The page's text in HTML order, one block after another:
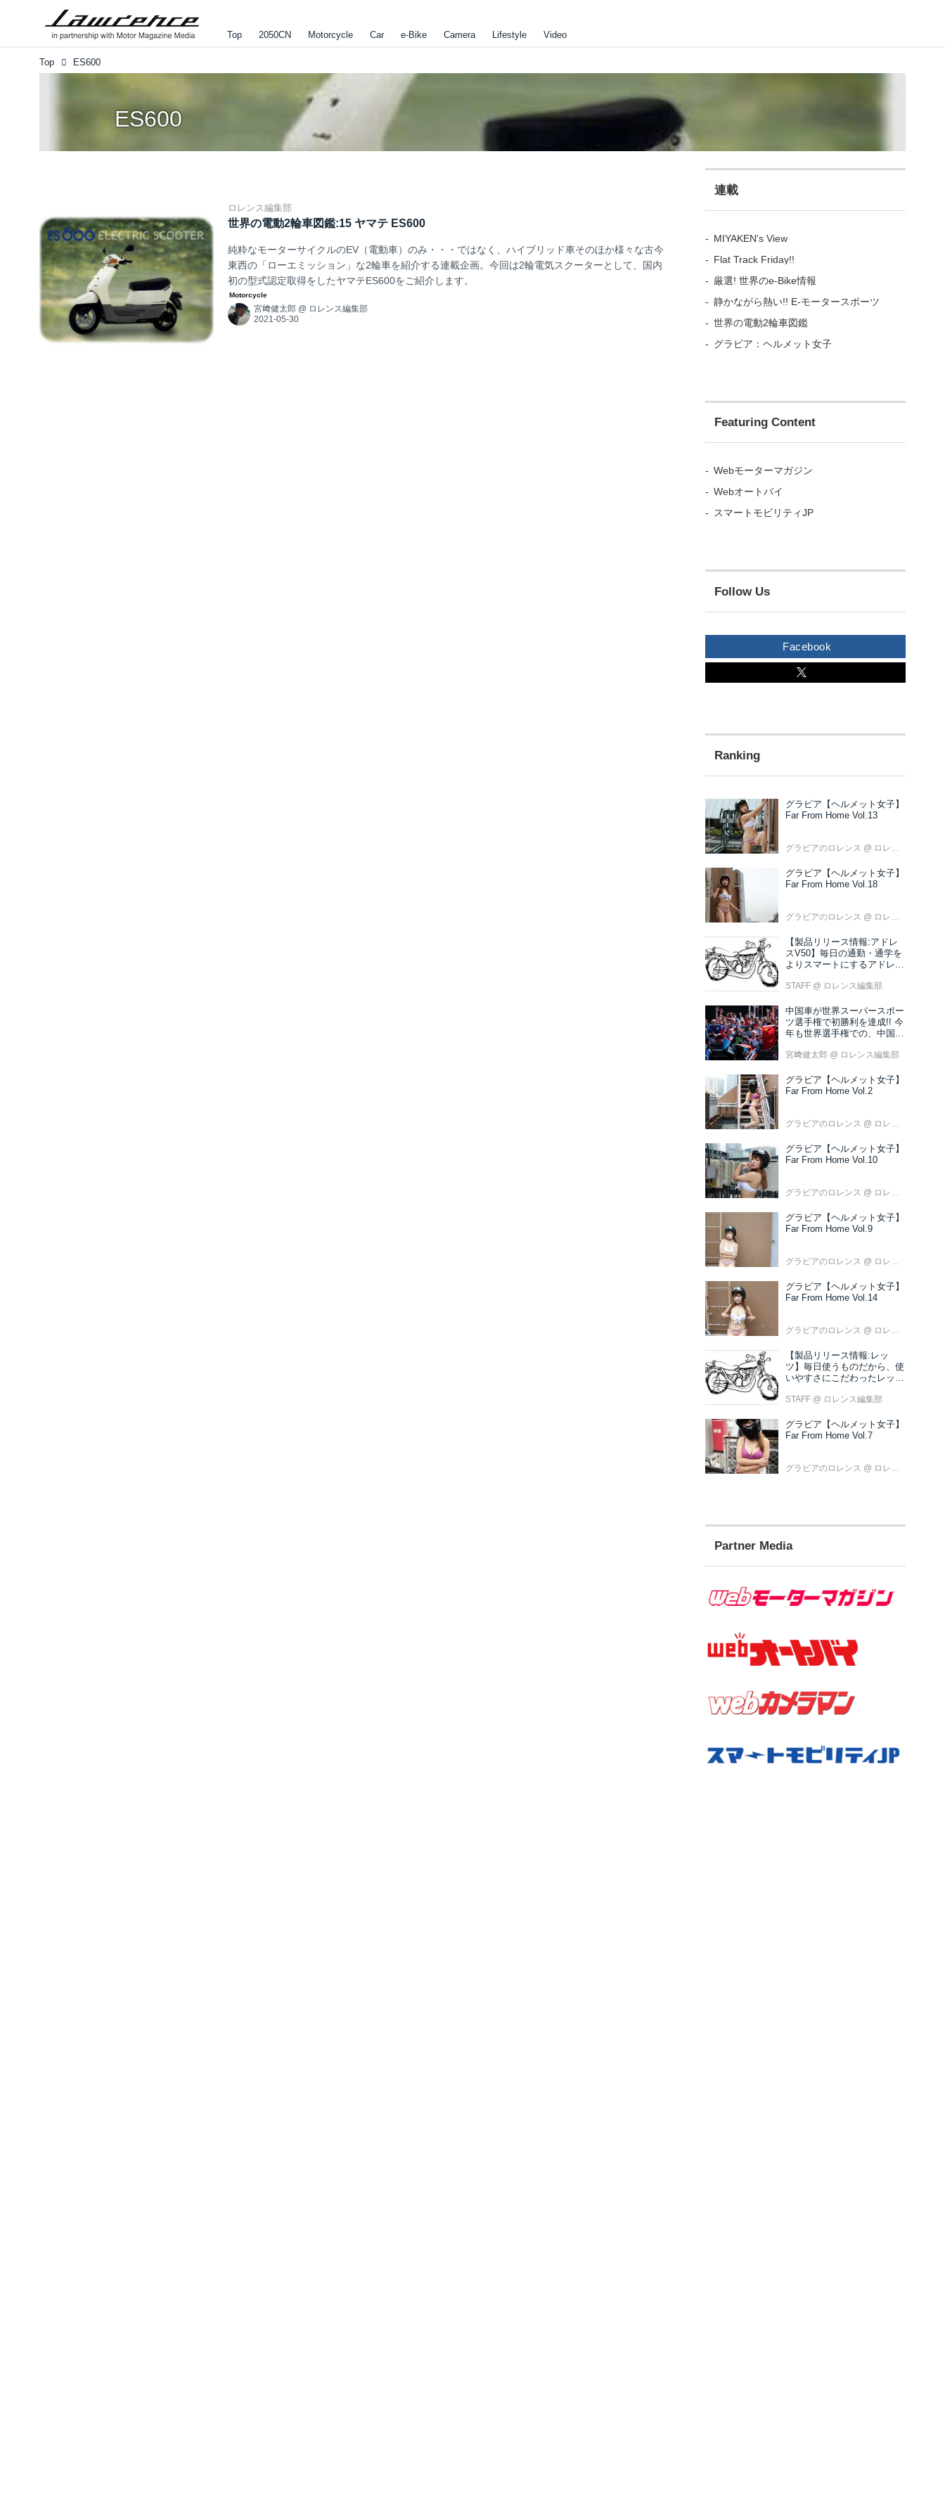
Top 2050CN Motorcycle Car e-Bike Camera Lifestyle Video
Top ES600
ES600
ロレンス編集部
世界の電動2輪車図鑑:15 ヤマテ ES600
純粋なモーターサイクルのEV（電動車）のみ・・・ではなく、ハイブリッド車そのほか様々な古今
東西の「ローエミッション」な2輪車を紹介する連載企画。今回は2輪電気スクーターとして、国内
初の型式認定取得をしたヤマテES600をご紹介します。
宮﨑健太郎 @ ロレンス編集部
連載
MIYAKEN's View
Flat Track Friday!!
厳選! 世界のe-Bike情報
静かながら熱い!! E-モータースポーツ
世界の電動2輪車図鑑
グラビア：ヘルメット女子
Featuring Content
Webモーターマガジン
Webオートバイ
スマートモビリティJP
Follow Us
Facebook
グラビア【ヘルメット女子】
Far From Home Vol.13
グラビアのロレンス @ ロレンス編集部
グラビア【ヘルメット女子】
Far From Home Vol.18
グラビアのロレンス @ ロレンス編集部
【製品リリース情報:アドレ
スV50】毎日の通勤・通学を
よりスマートにするアドレス
STAFF @ ロレンス編集部
中国車が世界スーパースポー
ツ選手権で初勝利を達成!! 今
年も世界選手権での、中国車
宮﨑健太郎 @ ロレンス編集部
グラビア【ヘルメット女子】
Far From Home Vol.2
グラビアのロレンス @ ロレンス編集部
グラビア【ヘルメット女子】
Far From Home Vol.10
グラビアのロレンス @ ロレンス編集部
グラビア【ヘルメット女子】
Far From Home Vol.9
グラビアのロレンス @ ロレンス編集部
グラビア【ヘルメット女子】
Far From Home Vol.14
グラビアのロレンス @ ロレンス編集部
【製品リリース情報:レッ
ツ】毎日使うものだから、使
いやすさにこだわったレッツ
STAFF @ ロレンス編集部
グラビア【ヘルメット女子】
Far From Home Vol.7
グラビアのロレンス @ ロレンス編集部
Partner Media